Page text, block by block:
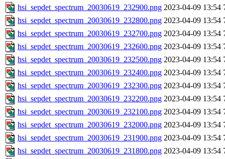
hsi_sepdet_spectrum_20030619_232900.png 2023-04-09 13:54
hsi_sepdet_spectrum_20030619_232800.png 2023-04-09 13:54
hsi_sepdet_spectrum_20030619_232700.png 2023-04-09 13:54
hsi_sepdet_spectrum_20030619_232600.png 2023-04-09 13:54
hsi_sepdet_spectrum_20030619_232500.png 2023-04-09 13:54
hsi_sepdet_spectrum_20030619_232400.png 2023-04-09 13:54
hsi_sepdet_spectrum_20030619_232300.png 2023-04-09 13:54
hsi_sepdet_spectrum_20030619_232200.png 2023-04-09 13:54
hsi_sepdet_spectrum_20030619_232100.png 2023-04-09 13:54
hsi_sepdet_spectrum_20030619_232000.png 2023-04-09 13:54
hsi_sepdet_spectrum_20030619_231900.png 2023-04-09 13:54
hsi_sepdet_spectrum_20030619_231800.png 2023-04-09 13:54